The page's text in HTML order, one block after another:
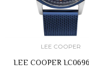
LEE COOPER
LEE COOPER